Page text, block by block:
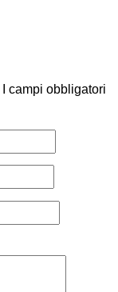
I campi obbligatori